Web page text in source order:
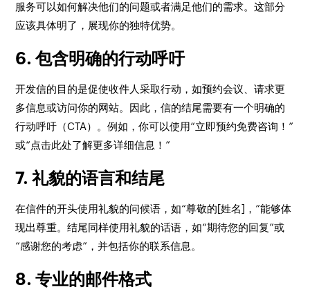
服务可以如何解决他们的问题或者满足他们的需求。这部分
应该具体明了，展现你的独特优势。
6. 包含明确的行动呼吁
开发信的目的是促使收件人采取行动，如预约会议、请求更
多信息或访问你的网站。因此，信的结尾需要有一个明确的
行动呼吁（CTA）。例如，你可以使用“立即预约免费咨询！”
或“点击此处了解更多详细信息！”
7. 礼貌的语言和结尾
在信件的开头使用礼貌的问候语，如“尊敬的[姓名]，”能够体
现出尊重。结尾同样使用礼貌的话语，如“期待您的回复”或
“感谢您的考虑”，并包括你的联系信息。
8. 专业的邮件格式